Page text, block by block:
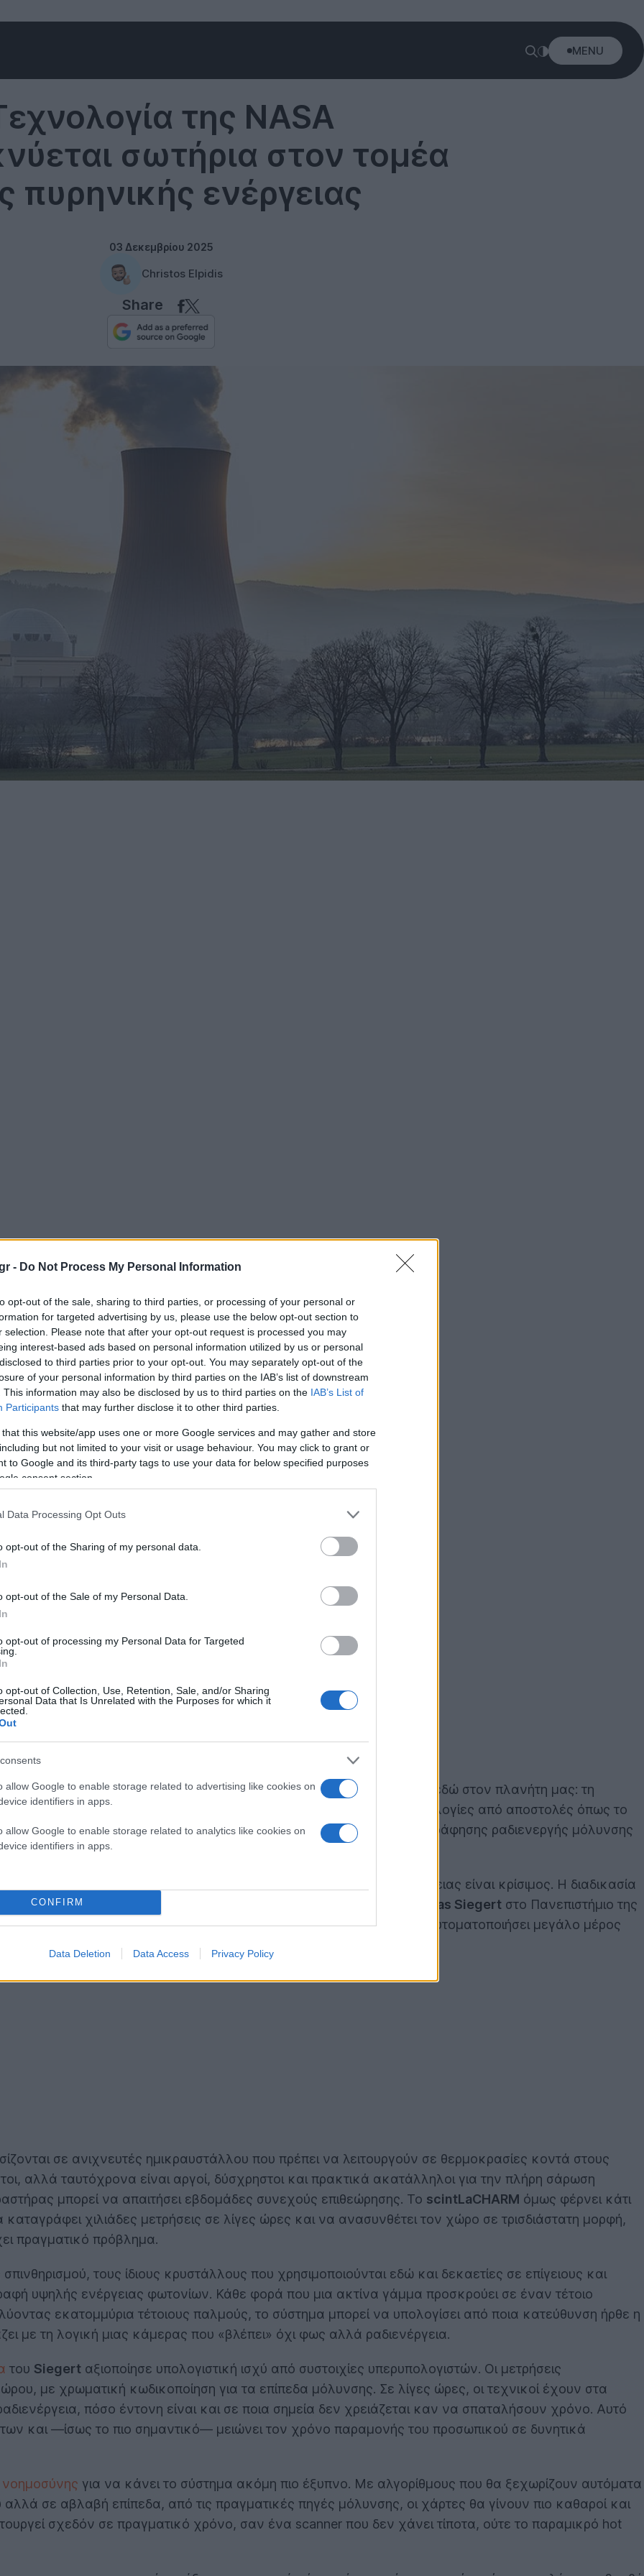
- Do Not Process My Personal Information
opt-out of the sale, sharing to third parties, or processing of your personal or
for targeted advertising by us, please use the below opt-out section to
selection. Please note that after your opt-out request is processed you may
interest-based ads based on personal information utilized by us or personal
to third parties prior to your opt-out. You may separately opt-out of the
of your personal information by third parties on the IAB’s list of downstream
This information may also be disclosed by us to third parties on the IAB’s List of
Participants that may further disclose it to other third parties.
that this website/app uses one or more Google services and may gather and store
but not limited to your visit or usage behaviour. You may click to grant or
to Google and its third-party tags to use your data for below specified purposes
consent section.
Data Processing Opt Outs
opt-out of the Sharing of my personal data.
opt-out of the Sale of my Personal Data.
opt-out of processing my Personal Data for Targeted
opt-out of Collection, Use, Retention, Sale, and/or Sharing
Data that Is Unrelated with the Purposes for which it
allow Google to enable storage related to advertising like cookies on
identifiers in apps.
allow Google to enable storage related to analytics like cookies on
identifiers in apps.
CONFIRM
Data Deletion Data Access Privacy Policy
MENU
της NASA
σωτήρια στον τομέα
πυρηνικής ενέργειας
03 Δεκεμβρίου 2025
Christos Elpidis
Share
Διαστήματοςφαίνεται ότι θα δώσει λύση σε ένα σοβαρό πρόβλημα εδώ στον πλανήτη μας: τη
Το γερμανικό πρόγραμμα
, αξιοποιώντας τεχνολογίες από αποστολές όπως το
προσφέρει ένα νέο, ταχύτερο και πιο ακριβές τρόπο χαρτογράφησης ραδιενεργής μόλυνσης
ο εντοπισμός ακόμη και μικροσκοπικών θύλακων ραδιενέργειας είναι κρίσιμος. Η διαδικασία
μετρήσεις εκατοστών προς εκατοστό. Γι’ αυτό η ομάδα του
Thomas Siegert στο Πανεπιστήμιο της
παρατήρησης στο έδαφος, με στόχο να επιταχύνει και να αυτοματοποιήσει μεγάλο μέρος
σε ανιχνευτές ημικραυστάλλου που πρέπει να λειτουργούν σε θερμοκρασίες κοντά στους
αλλά ταυτόχρονα είναι αργοί, δύσχρηστοι και πρακτικά ακατάλληλοι για την πλήρη σάρωση
μπορεί να απαιτήσει εβδομάδες συνεχούς επιθεώρησης. Το scintLaCHARM όμως φέρνει κάτι
χιλιάδες μετρήσεις σε λίγες ώρες και να ανασυνθέτει τον χώρο σε τρισδιάστατη μορφή,
πραγματικό πρόβλημα.
τους ίδιους κρυστάλλους που χρησιμοποιούνται εδώ και δεκαετίες σε επίγειους και
υψηλής ενέργειας φωτονίων. Κάθε φορά που μια ακτίνα γάμμα προσκρούει σε έναν τέτοιο
εκατομμύρια τέτοιους παλμούς, το σύστημα μπορεί να υπολογίσει από ποια κατεύθυνση ήρθε η
με τη λογική μιας κάμερας που «βλέπει» όχι φως αλλά ραδιενέργεια.
του Siegert αξιοποίησε υπολογιστική ισχύ από συστοιχίες υπερυπολογιστών. Οι μετρήσεις
με χρωματική κωδικοποίηση για τα επίπεδα μόλυνσης. Σε λίγες ώρες, οι τεχνικοί έχουν στα
πόσο έντονη είναι και σε ποια σημεία δεν χρειάζεται καν να σπαταλήσουν χρόνο. Αυτό
και —ίσως το πιο σημαντικό— μειώνει τον χρόνο παραμονής του προσωπικού σε δυνητικά
νοημοσύνης για να κάνει το σύστημα ακόμη πιο έξυπνο. Με αλγορίθμους που θα ξεχωρίζουν αυτόματα
σε αβλαβή επίπεδα, από τις πραγματικές πηγές μόλυνσης, οι χάρτες θα γίνουν πιο καθαροί και
σχεδόν σε πραγματικό χρόνο, σαν ένα scanner που δεν χάνει τίποτα, ούτε το παραμικρό hot